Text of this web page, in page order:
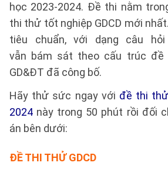
học 2023-2024. Đề thi nằm
thi thử tốt nghiệp GDCD mới
tiêu chuẩn, với dạng câu
vẫn bám sát theo cấu trúc đề
GD&ĐT đã công bố.
Hãy thử sức ngay với đề thi
2024 này trong 50 phút rồi đối
án bên dưới:
ĐỀ THI THỬ GDCD